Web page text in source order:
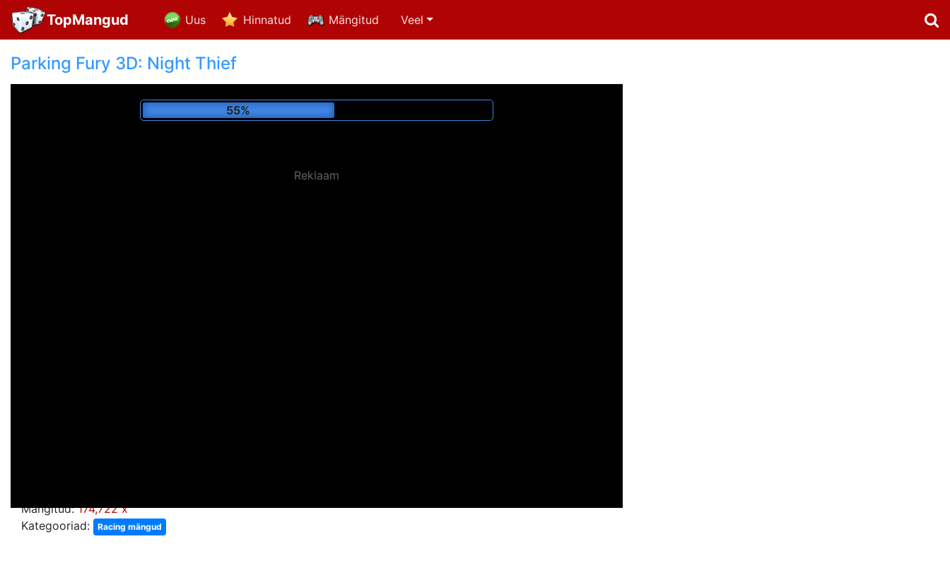
TopMangud Uus Hinnatud Mängitud Veel
Parking Fury 3D: Night Thief
65%
Reklaam
Mängitud:174,722 x
Kategooriad:
Racing mängud